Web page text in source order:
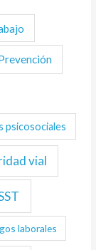
psicosociales
vial
laborales